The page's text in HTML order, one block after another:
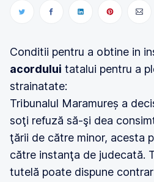
Conditii pentru a obtine in
acordului tatalui pentru a
strainatate:
Tribunalul Maramureș a
soţi refuză să-şi dea
ţării de către minor, acesta
către instanţa de judecată.
tutelă poate dispune